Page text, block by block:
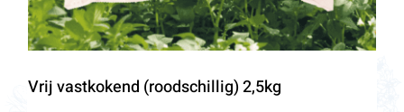
Vrij vastkokend (roodschillig) 2,5kg